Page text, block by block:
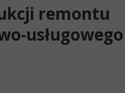
remontu
usługowego